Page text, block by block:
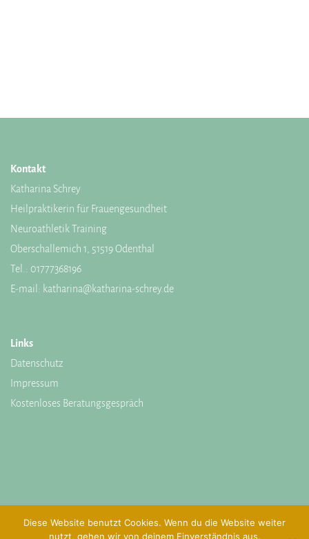
Kontakt
Katharina Schrey
Heilpraktikerin für Frauengesundheit
Neuroathletik Training
Oberschallemich 1, 51519 Odenthal
Tel.: 01777368196
E-mail: katharina@katharina-schrey.de
Links
Datenschutz
Impressum
Kostenloses Beratungsgespräch
Diese Website benutzt Cookies. Wenn du die Website weiter
nutzt, gehen wir von deinem Einverständnis aus.